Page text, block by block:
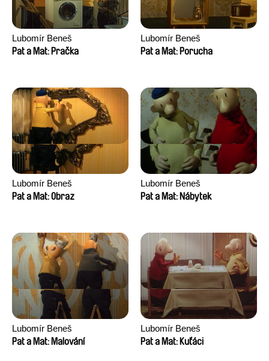
Lubomír Beneš
Pat a Mat: Pračka
Lubomír Beneš
Pat a Mat: Porucha
Lubomír Beneš
Pat a Mat: Obraz
Lubomír Beneš
Pat a Mat: Nábytek
Lubomír Beneš
Pat a Mat: Malování
Lubomír Beneš
Pat a Mat: Kuťáci